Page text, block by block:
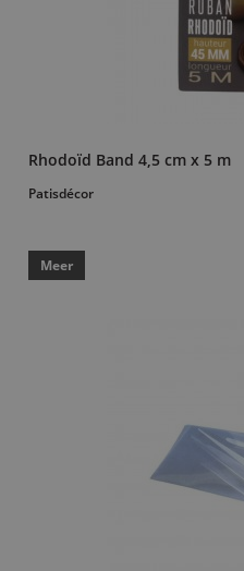
Rhodoïd Band 4,5 cm x 5 m
Patisdécor
Meer